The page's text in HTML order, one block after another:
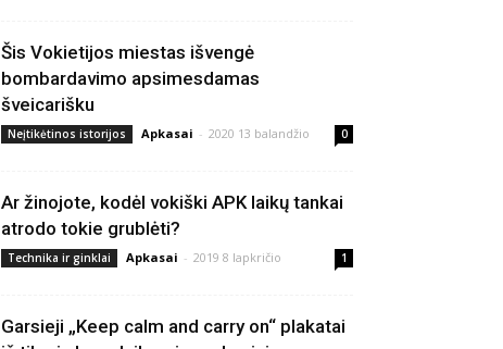
Šis Vokietijos miestas išvengė
bombardavimo apsimesdamas
šveicarišku
Neįtikėtinos istorijos Apkasai - 2020 13 balandžio 0
Ar žinojote, kodėl vokiški APK laikų tankai
atrodo tokie grublėti?
Technika ir ginklai Apkasai - 2019 8 lapkričio 1
Garsieji „Keep calm and carry on“ plakatai